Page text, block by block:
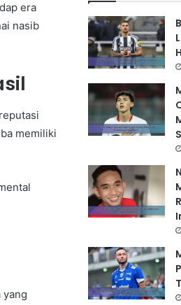
era
nasib
memiliki
yang